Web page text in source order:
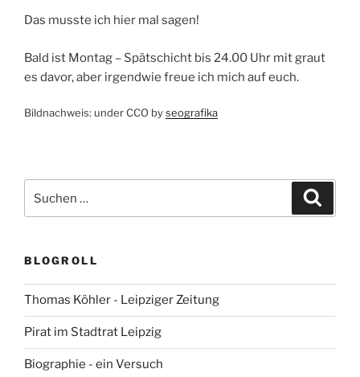
Das musste ich hier mal sagen!
Bald ist Montag – Spätschicht bis 24.00 Uhr mit graut
es davor, aber irgendwie freue ich mich auf euch.
Bildnachweis: under CCO byseografika
nach:
BLOGROLL
Thomas Köhler - Leipziger Zeitung
Pirat im Stadtrat Leipzig
Biographie - ein Versuch